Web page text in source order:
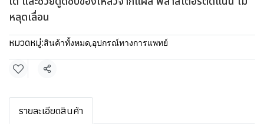
หลุดเลื่อน
หมวดหมู่:สินค้าทั้งหมด,อุปกรณ์ทางการแพทย์
แชร์
รายละเอียดสินค้า